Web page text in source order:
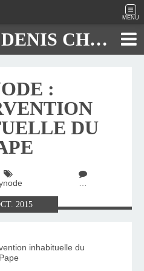
MENU
JOURNAL DE DENIS CHAUTARD
:
DU
…
2015